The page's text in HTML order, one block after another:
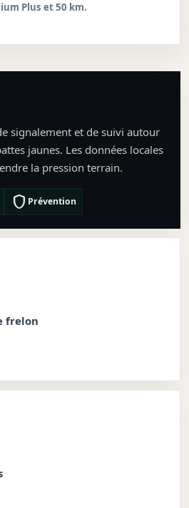
Plus et 50 km.
signalement et de suivi autour
jaunes. Les données locales
la pression terrain.
shield Prévention
frelon